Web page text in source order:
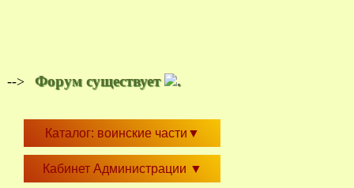
--> Форум существует .
Каталог: воинские части ▼
Кабинет Администрации ▼